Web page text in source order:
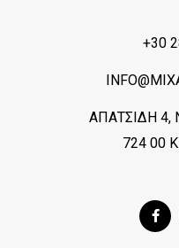
+30
ΑΠΑΤΣΙΔΗ 4,
724 00